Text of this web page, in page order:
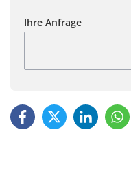
Ihre Anfrage